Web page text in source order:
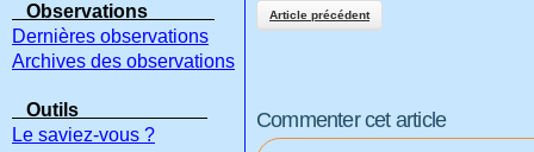
Article précédent
Commenter cet article
Observations
Dernières observations
Archives des observations
Outils
Le saviez-vous ?